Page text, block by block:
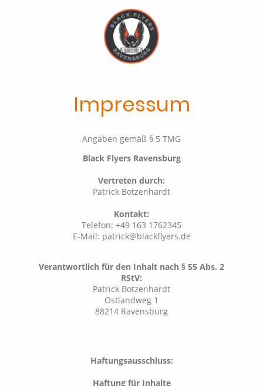
Impressum
Angaben gemäß § 5 TMG
Black Flyers Ravensburg
Vertreten durch:
Patrick Botzenhardt
Kontakt:
Telefon: +49 163 1762345
E-Mail: patrick@blackflyers.de
Verantwortlich für den Inhalt nach § 55 Abs. 2
RStV:
Patrick Botzenhardt
Ostlandweg 1
88214 Ravensburg
Haftungsausschluss:
Haftung für Inhalte